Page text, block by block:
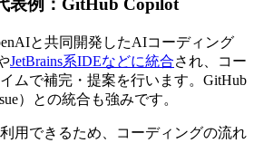
表例：GitHub Copilot
と共同開発したAIコーディング
JetBrains系IDEなどに統合され、コー
ムで補完・提案を行います。GitHub
）との統合も強みです。
用できるため、コーディングの流れ